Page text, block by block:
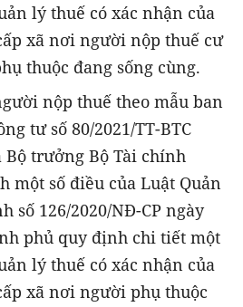
lý thuế có xác nhận của
xã nơi người nộp thuế cư
thuộc đang sống cùng.
nộp thuế theo mẫu ban
tư số 80/2021/TT-BTC
Bộ trưởng Bộ Tài chính
một số điều của Luật Quản
số 126/2020/NĐ-CP ngày
phủ quy định chi tiết một
lý thuế có xác nhận của
xã nơi người phụ thuộc